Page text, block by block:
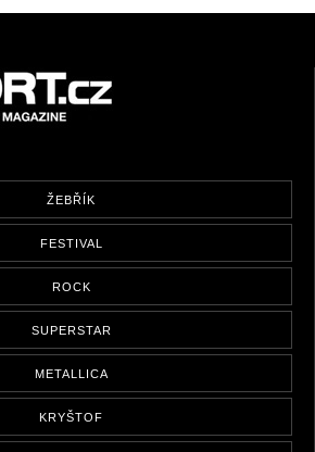
ŽEBŘÍK
FESTIVAL
ROCK
SUPERSTAR
METALLICA
KRYŠTOF